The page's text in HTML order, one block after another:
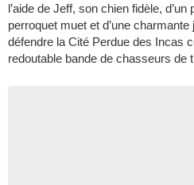
l’aide de Jeff, son chien fidèle, d’un
perroquet muet et d’une
défendre la Cité Perdue des Incas
redoutable bande de chasseurs de